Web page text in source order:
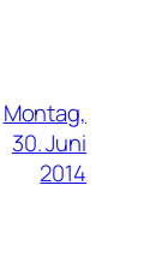
Montag,
30. Juni
2014